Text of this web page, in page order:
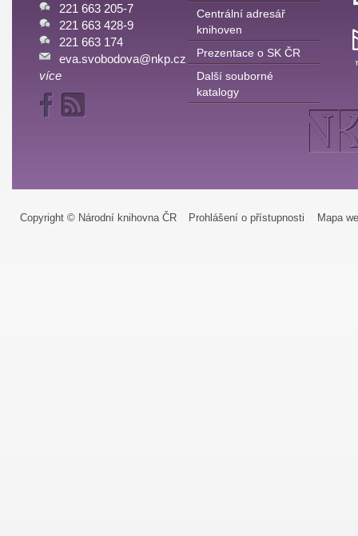
221 663 205-7
221 663 428-9
221 663 174
eva.svobodova@nkp.cz
více
Centrální adresář
knihoven
Prezentace o SK ČR
Další souborné
katalogy
Copyright © Národní knihovna ČR Prohlášení o přístupnosti Mapa